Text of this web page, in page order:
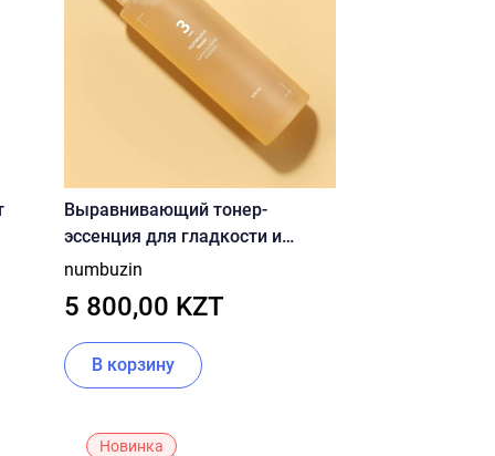
Выравнивающий тонер-
эссенция для гладкости и
сияния кожи numbuzin No.3
мл
numbuzin
5 800,00 KZT
В корзину
Новинка